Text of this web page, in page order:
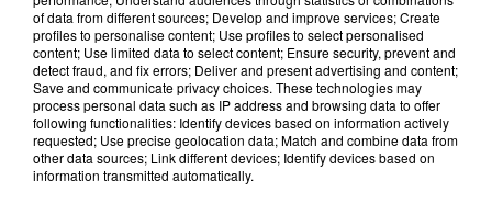
14h58
Incendie à La Brasserie de Saint-Omer
: 80 personnes évacuées
of data from different sources; Develop and improve services; Create
profiles to personalise content; Use profiles to select personalised
content; Use limited data to select content; Ensure security, prevent and
detect fraud, and fix errors; Deliver and present advertising and content;
Save and communicate privacy choices. These technologies may
process personal data such as IP address and browsing data to offer
following functionalities: Identify devices based on information actively
requested; Use precise geolocation data; Match and combine data from
other data sources; Link different devices; Identify devices based on
information transmitted automatically.